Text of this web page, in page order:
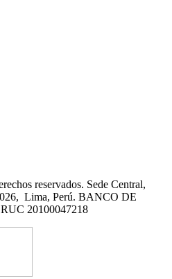
reservados. Sede Central,
Lima, Perú. BANCO DE
20100047218